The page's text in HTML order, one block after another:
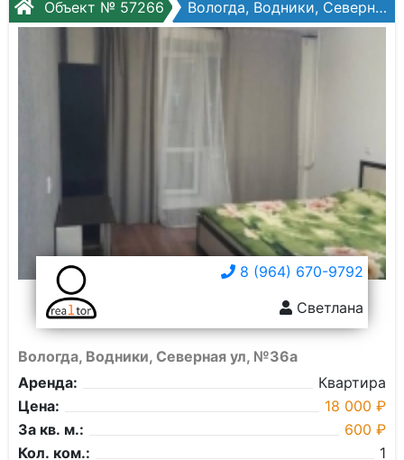
Объект № 57266 Вологда, Водники, Северная ул, №36а
8 (964) 670-9792
Светлана
Вологда, Водники, Северная ул, №36а
Аренда:
Квартира
Цена:
18 000 ₽
За кв. м.:
600 ₽
Кол. ком.:
1